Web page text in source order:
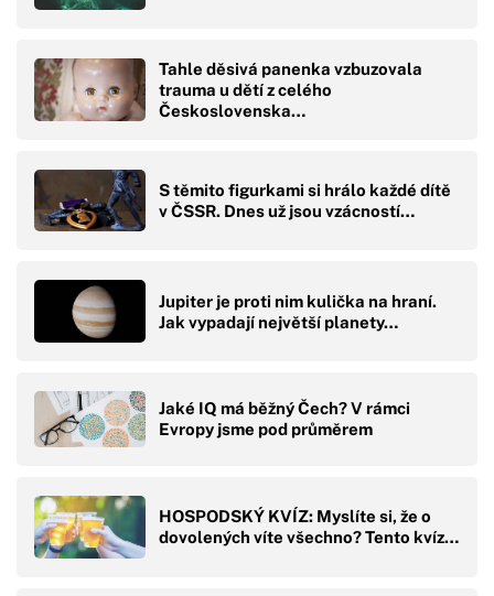
Tahle děsivá panenka vzbuzovala
trauma u dětí z celého
Československa…
S těmito figurkami si hrálo každé dítě
v ČSSR. Dnes už jsou vzácností…
Jupiter je proti nim kulička na hraní.
Jak vypadají největší planety…
Jaké IQ má běžný Čech? V rámci
Evropy jsme pod průměrem
HOSPODSKÝ KVÍZ: Myslíte si, že o
dovolených víte všechno? Tento kvíz…